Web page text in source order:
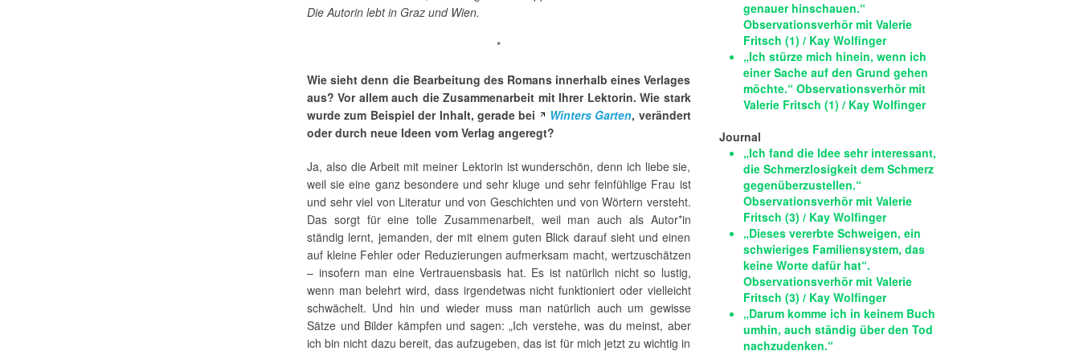
Die Autorin lebt in Graz und Wien.
*
Wie sieht denn die Bearbeitung des Romans innerhalb eines Verlages
aus? Vor allem auch die Zusammenarbeit mit Ihrer Lektorin. Wie stark
wurde zum Beispiel der Inhalt, gerade bei
Winters Garten, verändert
oder durch neue Ideen vom Verlag angeregt?
Ja, also die Arbeit mit meiner Lektorin ist wunderschön, denn ich liebe sie,
weil sie eine ganz besondere und sehr kluge und sehr feinfühlige Frau ist
und sehr viel von Literatur und von Geschichten und von Wörtern versteht.
Das sorgt für eine tolle Zusammenarbeit, weil man auch als Autor*in
ständig lernt, jemanden, der mit einem guten Blick darauf sieht und einen
auf kleine Fehler oder Reduzierungen aufmerksam macht, wertzuschätzen
– insofern man eine Vertrauensbasis hat. Es ist natürlich nicht so lustig,
wenn man belehrt wird, dass irgendetwas nicht funktioniert oder vielleicht
schwächelt. Und hin und wieder muss man natürlich auch um gewisse
Sätze und Bilder kämpfen und sagen: „Ich verstehe, was du meinst, aber
ich bin nicht dazu bereit, das aufzugeben, das ist für mich jetzt zu wichtig in
genauer hinschauen.“
Observationsverhör mit Valerie
Fritsch (1) / Kay Wolfinger
„Ich stürze mich hinein, wenn ich
einer Sache auf den Grund gehen
möchte.“ Observationsverhör mit
Valerie Fritsch (1) / Kay Wolfinger
Journal
„Ich fand die Idee sehr interessant,
die Schmerzlosigkeit dem Schmerz
gegenüberzustellen.“
Observationsverhör mit Valerie
Fritsch (3) / Kay Wolfinger
„Dieses vererbte Schweigen, ein
schwieriges Familiensystem, das
keine Worte dafür hat“.
Observationsverhör mit Valerie
Fritsch (3) / Kay Wolfinger
„Darum komme ich in keinem Buch
umhin, auch ständig über den Tod
nachzudenken.“